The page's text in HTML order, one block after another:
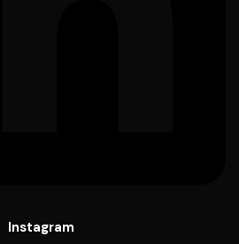
Instagram